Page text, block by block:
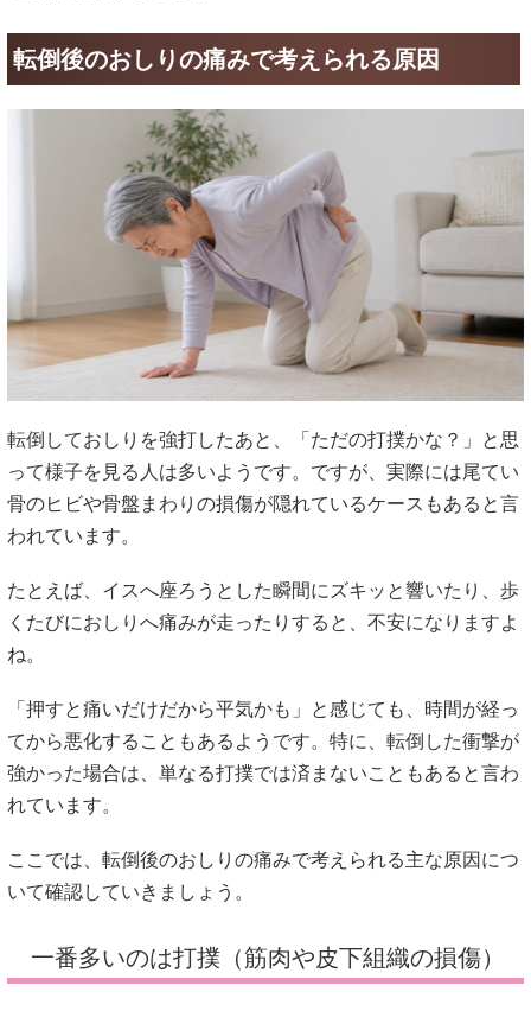
転倒後のおしりの痛みで考えられる原因
転倒しておしりを強打したあと、「ただの打撲かな？」と思
って様子を見る人は多いようです。ですが、実際には尾てい
骨のヒビや骨盤まわりの損傷が隠れているケースもあると言
われています。
たとえば、イスへ座ろうとした瞬間にズキッと響いたり、歩
くたびにおしりへ痛みが走ったりすると、不安になりますよ
ね。
「押すと痛いだけだから平気かも」と感じても、時間が経っ
てから悪化することもあるようです。特に、転倒した衝撃が
強かった場合は、単なる打撲では済まないこともあると言わ
れています。
ここでは、転倒後のおしりの痛みで考えられる主な原因につ
いて確認していきましょう。
一番多いのは打撲（筋肉や皮下組織の損傷）